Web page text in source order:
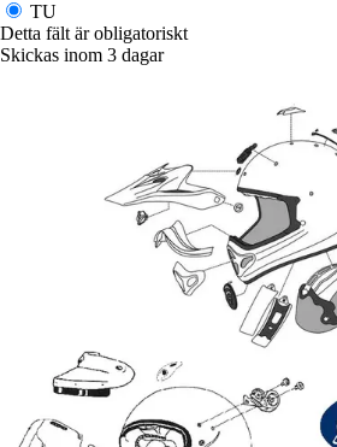
TU
Detta fält är obligatoriskt
Skickas inom 3 dagar